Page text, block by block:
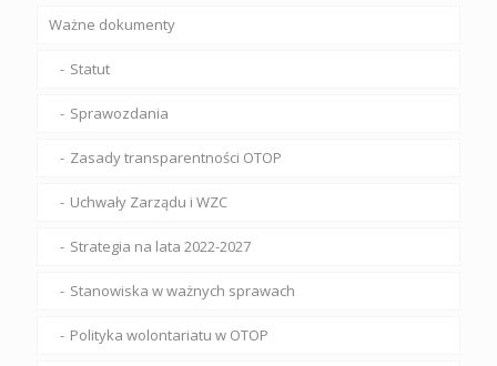
Ważne dokumenty
Statut
Sprawozdania
Zasady transparentności OTOP
Uchwały Zarządu i WZC
Strategia na lata 2022-2027
Stanowiska w ważnych sprawach
Polityka wolontariatu w OTOP